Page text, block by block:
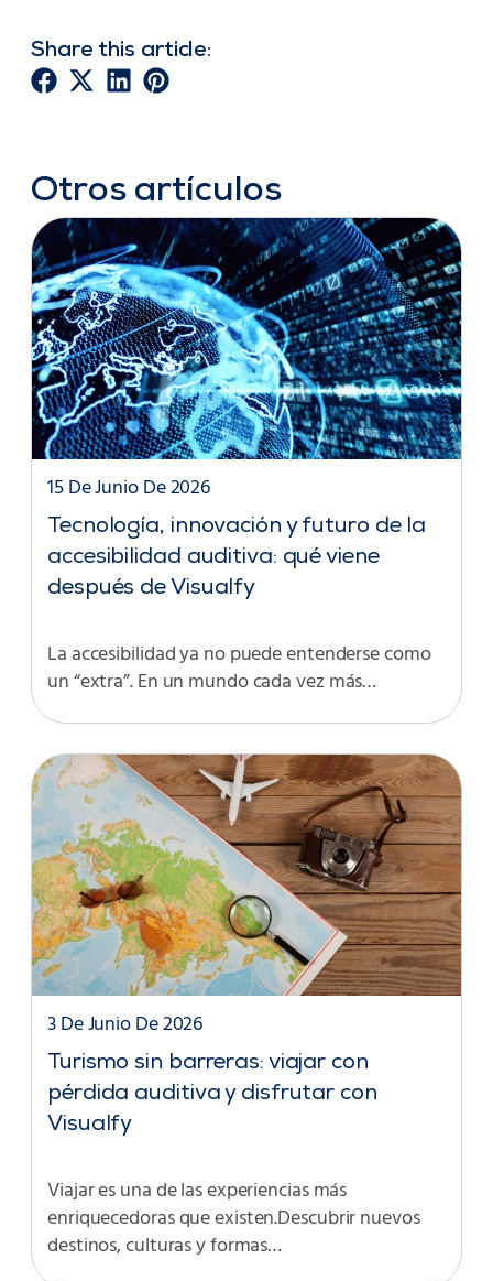
Share this article:
Otros artículos
Tecnología, innovación y futuro de la
accesibilidad auditiva: qué viene
después de Visualfy
15 De Junio De 2026
La accesibilidad ya no puede entenderse como
un “extra”. En un mundo cada vez más…
Turismo sin barreras: viajar con
pérdida auditiva y disfrutar con
Visualfy
3 De Junio De 2026
Viajar es una de las experiencias más
enriquecedoras que existen.Descubrir nuevos
destinos, culturas y formas…